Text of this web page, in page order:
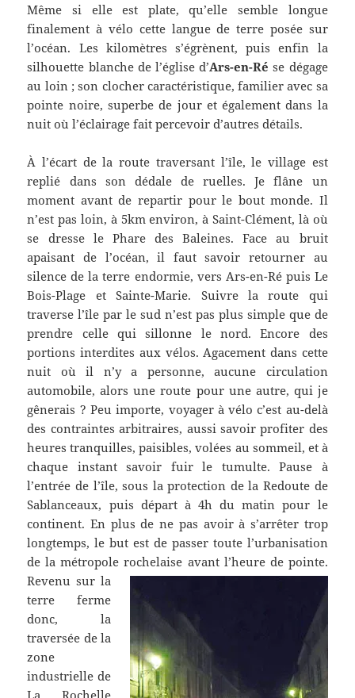
Même si elle est plate, qu’elle semble longue
finalement à vélo cette langue de terre posée sur
l’océan. Les kilomètres s’égrènent, puis enfin la
silhouette blanche de l’église d’Ars-en-Ré se dégage
au loin ; son clocher caractéristique, familier avec sa
pointe noire, superbe de jour et également dans la
nuit où l’éclairage fait percevoir d’autres détails.
À l’écart de la route traversant l’île, le village est
replié dans son dédale de ruelles. Je flâne un
moment avant de repartir pour le bout monde. Il
n’est pas loin, à 5km environ, à Saint-Clément, là où
se dresse le Phare des Baleines. Face au bruit
apaisant de l’océan, il faut savoir retourner au
silence de la terre endormie, vers Ars-en-Ré puis Le
Bois-Plage et Sainte-Marie. Suivre la route qui
traverse l’île par le sud n’est pas plus simple que de
prendre celle qui sillonne le nord. Encore des
portions interdites aux vélos. Agacement dans cette
nuit où il n’y a personne, aucune circulation
automobile, alors une route pour une autre, qui je
gênerais ? Peu importe, voyager à vélo c’est au-delà
des contraintes arbitraires, aussi savoir profiter des
heures tranquilles, paisibles, volées au sommeil, et à
chaque instant savoir fuir le tumulte. Pause à
l’entrée de l’île, sous la protection de la Redoute de
Sablanceaux, puis départ à 4h du matin pour le
continent. En plus de ne pas avoir à s’arrêter trop
longtemps, le but est de passer toute l’urbanisation
de la métropole rochelaise avant l’heure de pointe.
Revenu sur la
terre ferme
donc, la
traversée de la
zone
industrielle de